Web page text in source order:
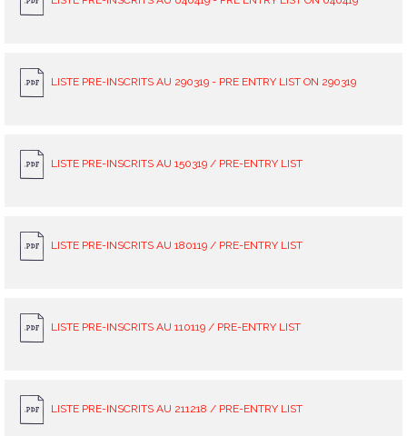
LISTE PRE-INSCRITS AU 290319 - PRE ENTRY LIST ON 290319
LISTE PRE-INSCRITS AU 150319 / PRE-ENTRY LIST
LISTE PRE-INSCRITS AU 180119 / PRE-ENTRY LIST
LISTE PRE-INSCRITS AU 110119 / PRE-ENTRY LIST
LISTE PRE-INSCRITS AU 211218 / PRE-ENTRY LIST